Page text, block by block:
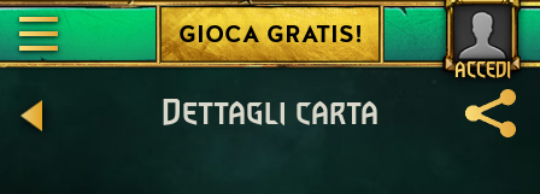
ACCEDI
GIOCA GRATIS!
Dettagli carta